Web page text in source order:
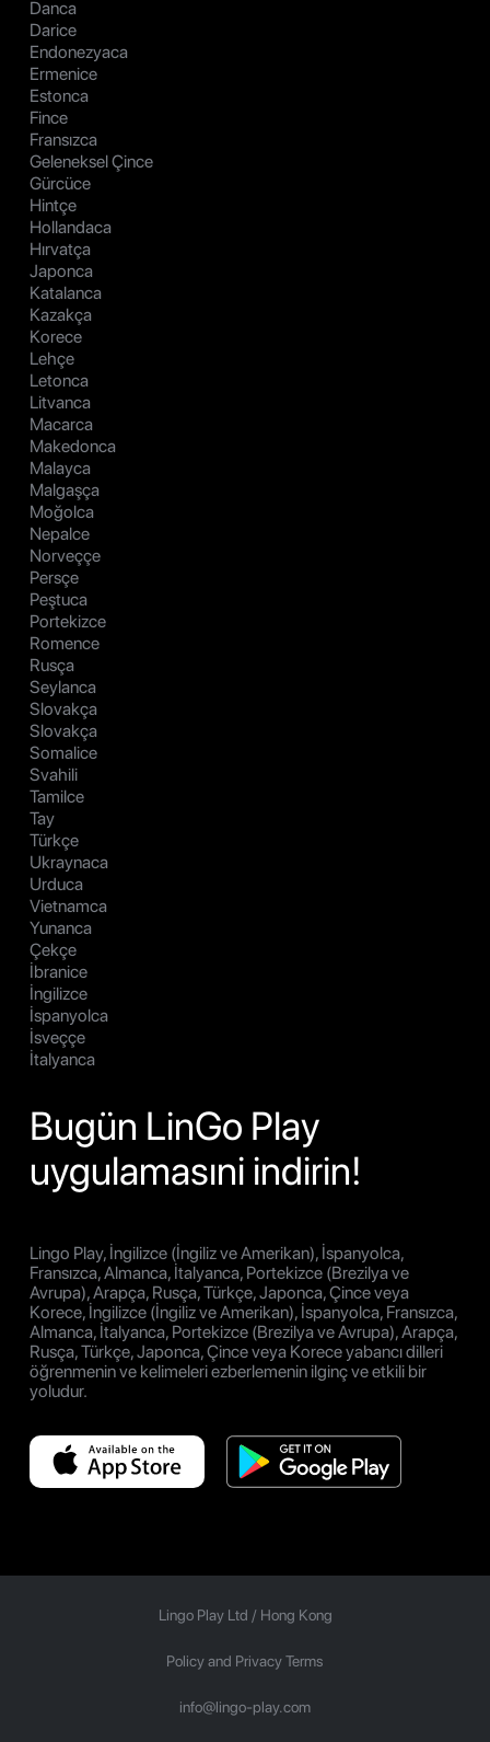
Danca
Darice
Endonezyaca
Ermenice
Estonca
Fince
Fransızca
Geleneksel Çince
Gürcüce
Hintçe
Hollandaca
Hırvatça
Japonca
Katalanca
Kazakça
Korece
Lehçe
Letonca
Litvanca
Macarca
Makedonca
Malayca
Malgaşça
Moğolca
Nepalce
Norveççe
Persçe
Peştuca
Portekizce
Romence
Rusça
Seylanca
Slovakça
Slovakça
Somalice
Svahili
Tamilce
Tay
Türkçe
Ukraynaca
Urduca
Vietnamca
Yunanca
Çekçe
İbranice
İngilizce
İspanyolca
İsveççe
İtalyanca
Bugün LinGo Play
uygulamasıni indirin!
Lingo Play, İngilizce (İngiliz ve Amerikan), İspanyolca,
Fransızca, Almanca, İtalyanca, Portekizce (Brezilya ve
Avrupa), Arapça, Rusça, Türkçe, Japonca, Çince veya
Korece, İngilizce (İngiliz ve Amerikan), İspanyolca, Fransızca,
Almanca, İtalyanca, Portekizce (Brezilya ve Avrupa), Arapça,
Rusça, Türkçe, Japonca, Çince veya Korece yabancı dilleri
öğrenmenin ve kelimeleri ezberlemenin ilginç ve etkili bir
yoludur.
Lingo Play Ltd / Hong Kong
Policy and Privacy Terms
info@lingo-play.com